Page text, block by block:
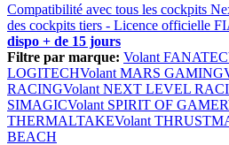
Compatibilité avec tous les cockpits
des cockpits tiers - Licence officielle
dispo + de 15 jours
Filtre par marque: Volant FANATEC
LOGITECHVolant MARS GAMING
RACINGVolant NEXT LEVEL
SIMAGICVolant SPIRIT OF GAMER
THERMALTAKEVolant
BEACH